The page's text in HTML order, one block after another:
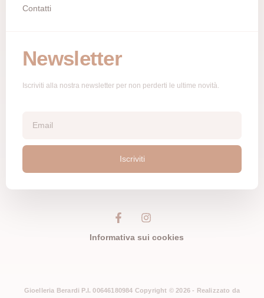
Contatti
Newsletter
Iscriviti alla nostra newsletter per non perderti le ultime novità.
Iscriviti
Informativa sui cookies
Gioelleria Berardi P.I. 00646180984 Copyright © 2026 - Realizzato da